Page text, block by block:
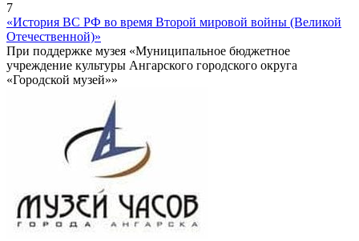
7
«История ВС РФ во время Второй мировой войны (Великой
Отечественной)»
При поддержке музея «Муниципальное бюджетное
учреждение культуры Ангарского городского округа
«Городской музей»»